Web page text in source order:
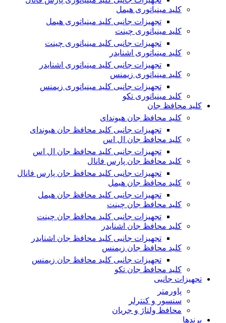
کلید مینیاتوری هیمل
تجهیزات جانبی کلید مینیاتوری هیمل
کلید مینیاتوری چینت
تجهیزات جانبی کلید مینیاتوری چینت
کلید مینیاتوری اشنایدر
تجهیزات جانبی کلید مینیاتوری اشنایدر
کلید مینیاتوری زیمنس
تجهیزات جانبی کلید مینیاتوری زیمنس
کلید مینیاتوری تکو
کلید محافظ جان
کلید محافظ جان هیوندای
تجهیزات جانبی کلید محافظ جان هیوندای
کلید محافظ جان ال اس
تجهیزات جانبی کلید محافظ جان ال اس
کلید محافظ جان پارس فانال
تجهیزات جانبی کلید محافظ جان پارس فانال
کلید محافظ جان هیمل
تجهیزات جانبی کلید محافظ جان هیمل
کلید محافظ جان چینت
تجهیزات جانبی کلید محافظ جان چینت
کلید محافظ جان اشنایدر
تجهیزات جانبی کلید محافظ جان اشنایدر
کلید محافظ جان زیمنس
تجهیزات جانبی کلید محافظ جان زیمنس
کلید محافظ جان تکو
تجهیزات جانبی
پاورمتر
سنسور و کنترلر
محافظ ولتاژ و‌ جریان
برندها